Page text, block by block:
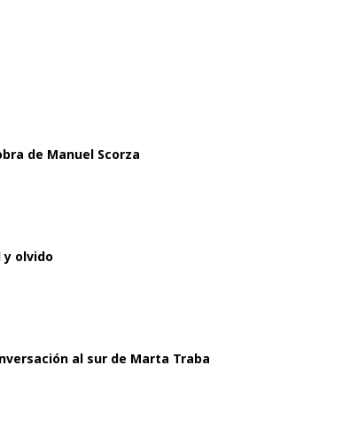
de Manuel Scorza
y olvido
al sur de Marta Traba